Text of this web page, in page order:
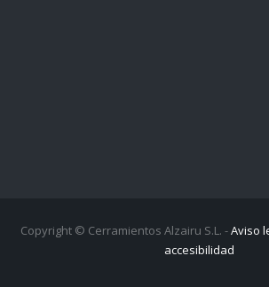
Copyright © Cerramientos Alzairu S.L. -Aviso
accesibilidad